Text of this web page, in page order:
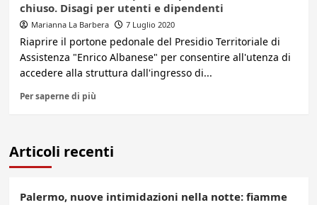
chiuso. Disagi per utenti e dipendenti
Marianna La Barbera 7 Luglio 2020
Riaprire il portone pedonale del Presidio Territoriale di
Assistenza "Enrico Albanese" per consentire all'utenza di
accedere alla struttura dall'ingresso di...
Per saperne di più
Articoli recenti
Palermo, nuove intimidazioni nella notte: fiamme